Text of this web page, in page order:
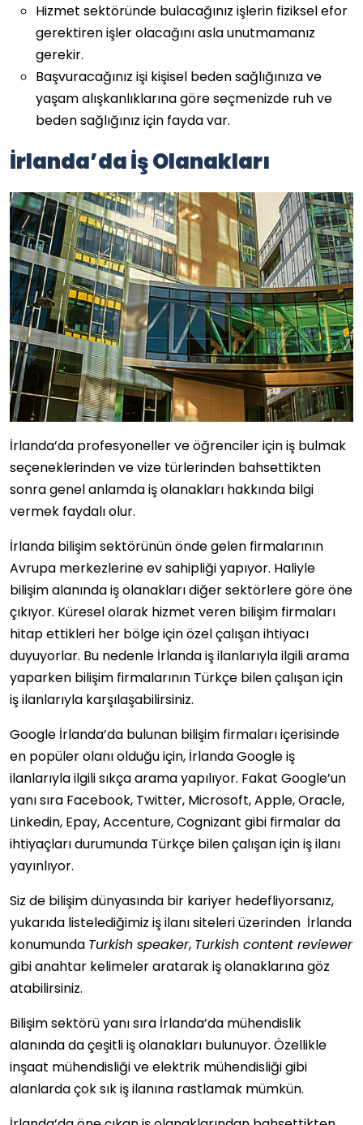
Hizmet sektöründe bulacağınız işlerin fiziksel efor
gerektiren işler olacağını asla unutmamanız
gerekir.
Başvuracağınız işi kişisel beden sağlığınıza ve
yaşam alışkanlıklarına göre seçmenizde ruh ve
beden sağlığınız için fayda var.
İrlanda’da İş Olanakları
İrlanda’da profesyoneller ve öğrenciler için iş bulmak
seçeneklerinden ve vize türlerinden bahsettikten
sonra genel anlamda iş olanakları hakkında bilgi
vermek faydalı olur.
İrlanda bilişim sektörünün önde gelen firmalarının
Avrupa merkezlerine ev sahipliği yapıyor. Haliyle
bilişim alanında iş olanakları diğer sektörlere göre öne
çıkıyor. Küresel olarak hizmet veren bilişim firmaları
hitap ettikleri her bölge için özel çalışan ihtiyacı
duyuyorlar. Bu nedenle İrlanda iş ilanlarıyla ilgili arama
yaparken bilişim firmalarının Türkçe bilen çalışan için
iş ilanlarıyla karşılaşabilirsiniz.
Google İrlanda’da bulunan bilişim firmaları içerisinde
en popüler olanı olduğu için, İrlanda Google iş
ilanlarıyla ilgili sıkça arama yapılıyor. Fakat Google’un
yanı sıra Facebook, Twitter, Microsoft, Apple, Oracle,
Linkedin, Epay, Accenture, Cognizant gibi firmalar da
ihtiyaçları durumunda Türkçe bilen çalışan için iş ilanı
yayınlıyor.
Siz de bilişim dünyasında bir kariyer hedefliyorsanız,
yukarıda listelediğimiz iş ilanı siteleri üzerinden İrlanda
konumunda Turkish speaker, Turkish content reviewer
gibi anahtar kelimeler aratarak iş olanaklarına göz
atabilirsiniz.
Bilişim sektörü yanı sıra İrlanda’da mühendislik
alanında da çeşitli iş olanakları bulunuyor. Özellikle
inşaat mühendisliği ve elektrik mühendisliği gibi
alanlarda çok sık iş ilanına rastlamak mümkün.